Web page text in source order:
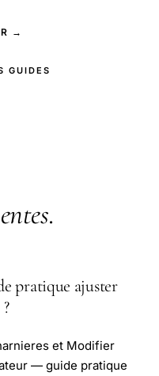
→
GUIDES
.
pratique ajuster
et Modifier
— guide pratique